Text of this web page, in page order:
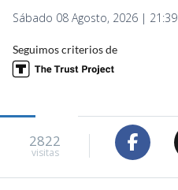
Sábado 08 Agosto, 2026 | 21:39
Seguimos criterios de
2822
visitas